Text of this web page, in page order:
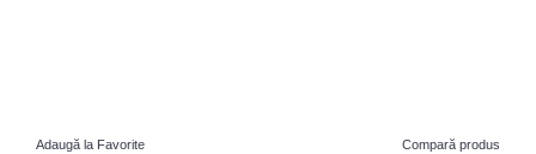
Adaugă la Favorite Compară produs